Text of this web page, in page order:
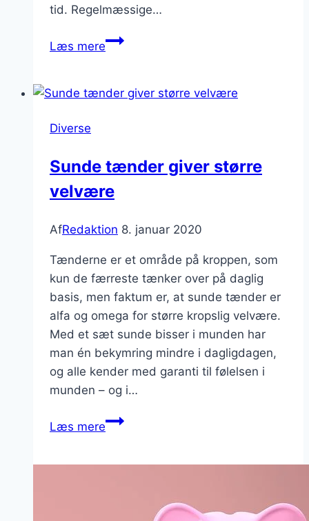
tid. Regelmæssige…
Læs mereSådan
din
hele
året
Diverse
Sunde tænder giver større
velvære
AfRedaktion 8. januar 2020
Tænderne er et område på kroppen, som
kun de færreste tænker over på daglig
basis, men faktum er, at sunde tænder er
alfa og omega for større kropslig velvære.
Med et sæt sunde bisser i munden har
man én bekymring mindre i dagligdagen,
og alle kender med garanti til følelsen i
munden – og i…
Læs mereSunde